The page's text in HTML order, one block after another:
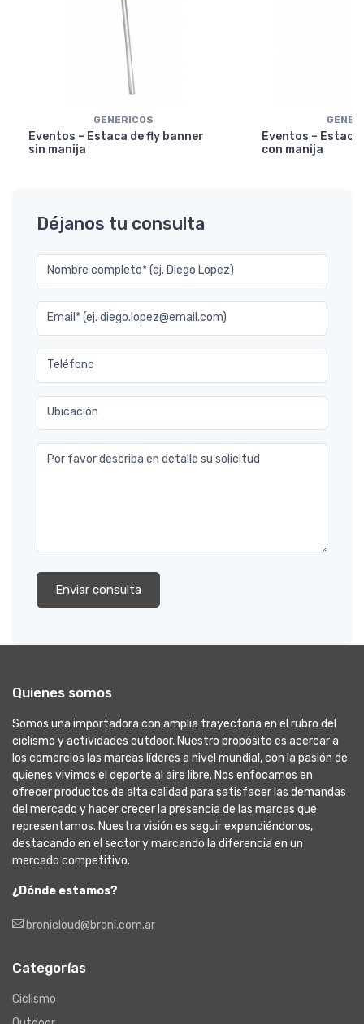
GENERICOS
Eventos – Estaca de fly banner
sin manija
Eventos –
con manija
Déjanos tu consulta
Nombre completo* (ej. Diego Lopez)
Email* (ej. diego.lopez@email.com)
Teléfono
Ubicación
Por favor describa en detalle su solicitud
Enviar consulta
Quienes somos
Somos una importadora con amplia trayectoria en el rubro del
ciclismo y actividades outdoor. Nuestro propósito es acercar a
los comercios las marcas líderes a nivel mundial, con la pasión de
quienes vivimos el deporte al aire libre. Nos enfocamos en
ofrecer productos de alta calidad para satisfacer las demandas
del mercado y hacer crecer la presencia de las marcas que
representamos. Nuestra visión es seguir expandiéndonos,
destacando en el sector y marcando la diferencia en un
mercado competitivo.
¿Dónde estamos?
bronicloud@broni.com.ar
Categorías
Ciclismo